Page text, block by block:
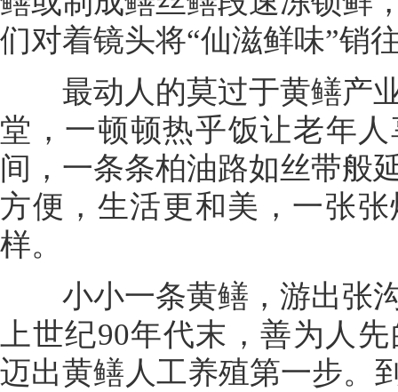
们对着镜头将“仙滋鲜味”销
最动人的莫过于黄鳝产业
堂，一顿顿热乎饭让老年
间，一条条柏油路如丝带般
方便，生活更和美，一张
样。
小小一条黄鳝，游出张沟
上世纪90年代末，善为人
迈出黄鳝人工养殖第一步。